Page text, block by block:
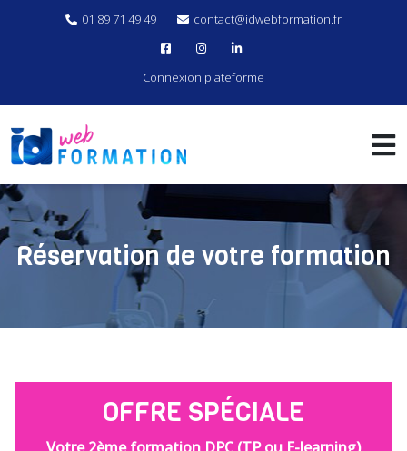
01 89 71 49 49 contact@idwebformation.fr
Connexion plateforme
Réservation de votre formation
OFFRE SPÉCIALE